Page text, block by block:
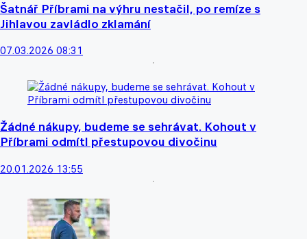
Šatnář Příbrami na výhru nestačil, po remíze s
Jihlavou zavládlo zklamání
07.03.2026 08:31
Žádné nákupy, budeme se sehrávat. Kohout v
Příbrami odmítl přestupovou divočinu
20.01.2026 13:55